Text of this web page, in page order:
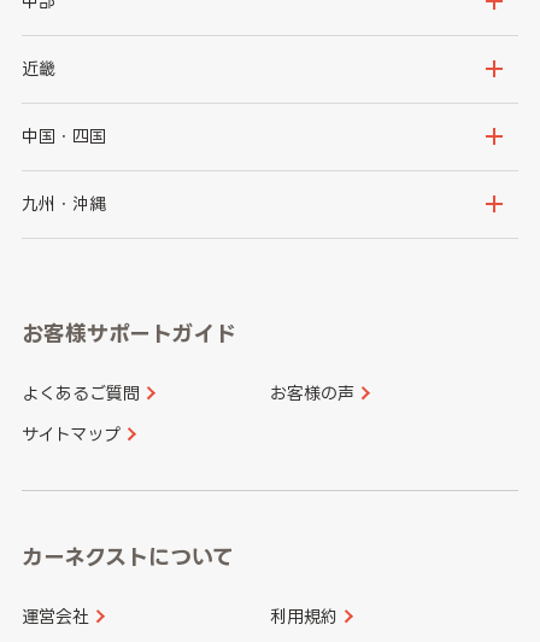
秋田県
群馬県
千葉県
新潟県
石川県
山梨県
愛知県
近畿
大阪府
京都府
和歌山県
中国・四国
鳥取県
山口県
香川県 愛媛県
九州・沖縄
長崎県
大分県 宮崎県
お客様サポートガイド
よくあるご質問 お客様の声
サイトマップ
カーネクストについて
運営会社 利用規約